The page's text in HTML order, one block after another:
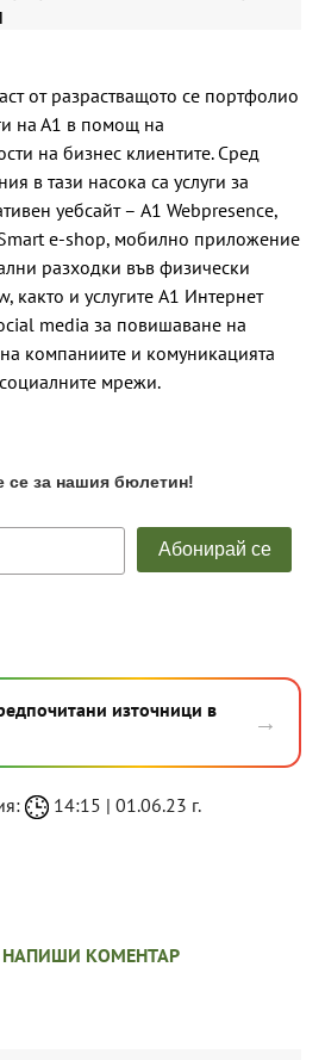
от разрастващото се портфолио
на А1 в помощ на
на бизнес клиентите. Сред
в тази насока са услуги за
уебсайт – A1 Webpresence,
e-shop, мобилно приложение
разходки във физически
както и услугите A1 Интернет
media за повишаване на
компаниите и комуникацията
мрежи.
източници в
→
14:15 | 01.06.23 г.
НАПИШИ КОМЕНТАР